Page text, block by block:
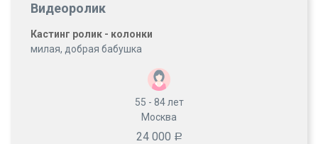
Видеоролик
Кастинг ролик - колонки
милая, добрая бабушка
55 - 84лет
Москва
24 000 Р